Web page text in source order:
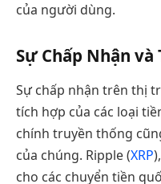
của người dùng.
Sự Chấp Nhận
Sự chấp nhận trên thị
tích hợp của các loại
chính truyền thống
của chúng. Ripple (XRP
cho các chuyển tiền